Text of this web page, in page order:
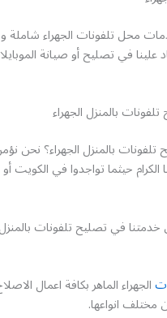
محل تلفونات الجهراء شاملة
علينا في تصليح أو صيانة
بالمنزل الجهراء
بالمنزل الجهراء؟ نحن
الكرام حيثما تواجدوا في الكويت
خدمتنا في تصليح تلفونات بالمنزل
الجهراء الماهر بكافة اعمال
مختلف انواعها.